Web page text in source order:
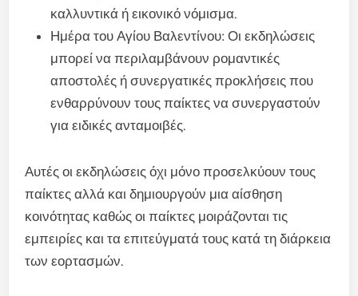
καλλυντικά ή εικονικό νόμισμα.
Ημέρα του Αγίου Βαλεντίνου: Οι εκδηλώσεις
μπορεί να περιλαμβάνουν ρομαντικές
αποστολές ή συνεργατικές προκλήσεις που
ενθαρρύνουν τους παίκτες να συνεργαστούν
για ειδικές ανταμοιβές.
Αυτές οι εκδηλώσεις όχι μόνο προσελκύουν τους
παίκτες αλλά και δημιουργούν μια αίσθηση
κοινότητας καθώς οι παίκτες μοιράζονται τις
εμπειρίες και τα επιτεύγματά τους κατά τη διάρκεια
των εορτασμών.